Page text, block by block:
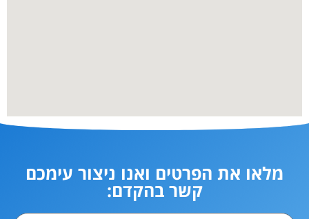
מלאו את הפרטים ואנו ניצור עימכם
קשר בהקדם: